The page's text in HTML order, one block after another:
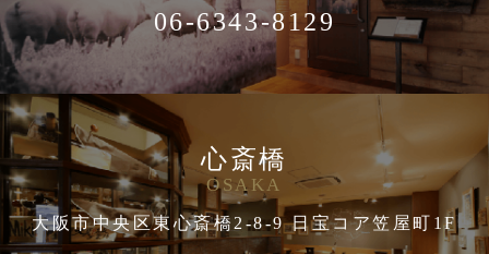
06-6343-8129
心斎橋
OSAKA
大阪市中央区東心斎橋2-8-9 日宝コア笠屋町1F